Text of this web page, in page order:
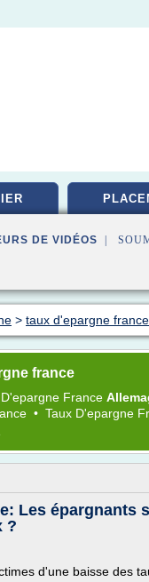
DE VIDÉOS |
> taux d'epargne france
france
France
• Taux D'epargne
Les épargnants
?
d'une baisse des